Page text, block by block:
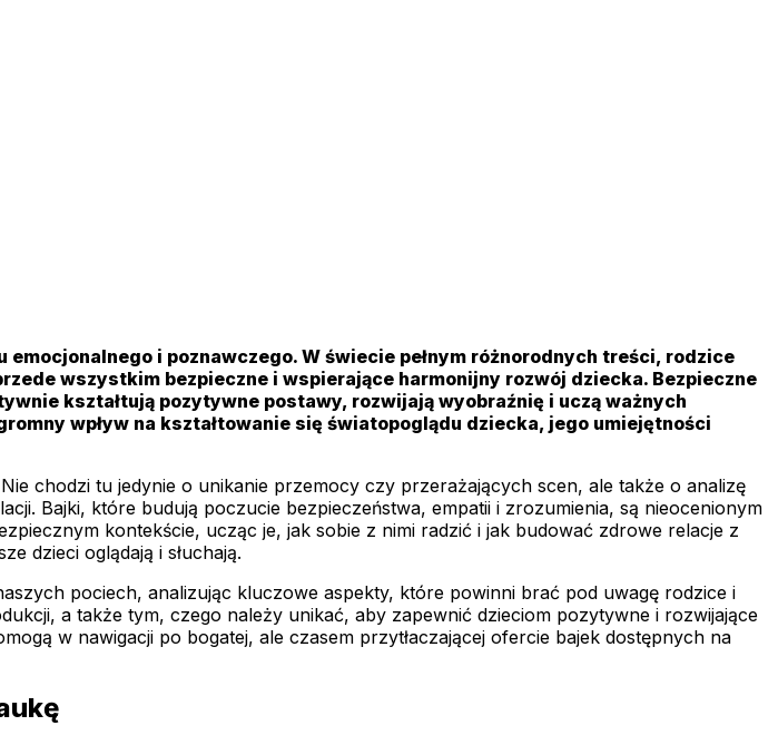
i poznawczego. W świecie pełnym różnorodnych treści, rodzice
wszystkim bezpieczne i wspierające harmonijny rozwój dziecka. Bezpieczne
kształtują pozytywne postawy, rozwijają wyobraźnię i uczą ważnych
wpływ na kształtowanie się światopoglądu dziecka, jego umiejętności
chodzi tu jedynie o unikanie przemocy czy przerażających scen, ale także o analizę
Bajki, które budują poczucie bezpieczeństwa, empatii i zrozumienia, są nieocenionym
kontekście, ucząc je, jak sobie z nimi radzić i jak budować zdrowe relacje z
dzieci oglądają i słuchają.
pociech, analizując kluczowe aspekty, które powinni brać pod uwagę rodzice i
a także tym, czego należy unikać, aby zapewnić dzieciom pozytywne i rozwijające
w nawigacji po bogatej, ale czasem przytłaczającej ofercie bajek dostępnych na